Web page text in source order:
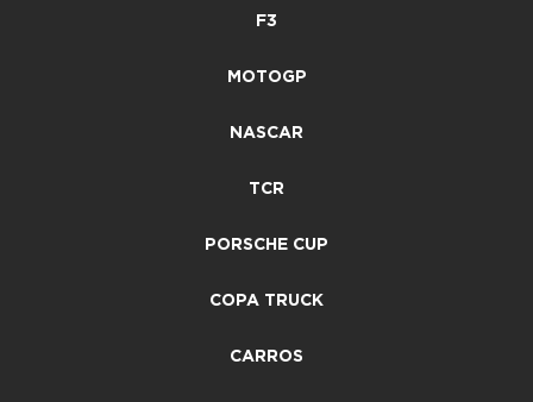
F3
MOTOGP
NASCAR
TCR
PORSCHE CUP
COPA TRUCK
CARROS